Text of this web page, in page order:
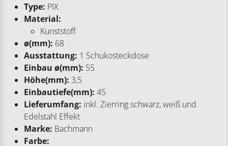
Type: PIX
Material:
Kunststoff
ø(mm): 68
Ausstattung: 1 Schukosteckdose
Einbau ø(mm): 55
Höhe(mm): 3,5
Einbautiefe(mm): 45
Lieferumfang: inkl. Zierring schwarz, weiß und
Edelstahl Effekt
Marke: Bachmann
Farbe: